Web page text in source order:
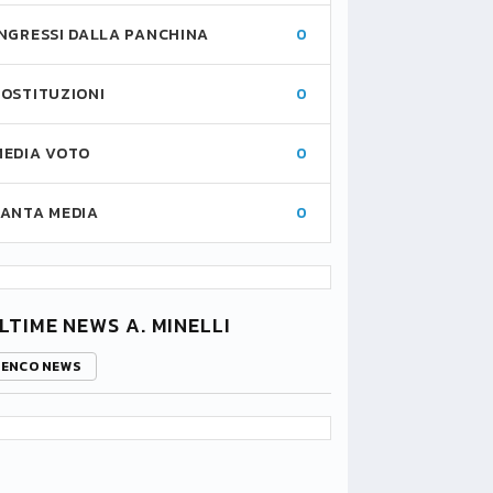
DALLA PANCHINA 0
0
VOTO 0
MEDIA 0
NEWS A. MINELLI
NEWS